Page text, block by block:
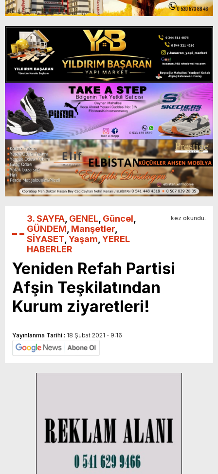
3. SAYFA GENEL Güncel
GÜNDEM Manşetler
SİYASET Yaşam YEREL
HABERLER
kez okundu.
Yeniden Refah Partisi
Afşin Teşkilatından
Kurum ziyaretleri!
Yayınlanma Tarihi : 18 Şubat 2021 - 9:16